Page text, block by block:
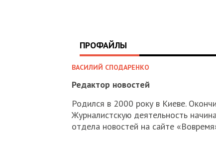
ПРОФАЙЛЫ
ВАСИЛИЙ СПОДАРЕНКО
Редактор новостей
Родился в 2000 року в Киеве.
Журналистскую деятельность
отдела новостей на сайте